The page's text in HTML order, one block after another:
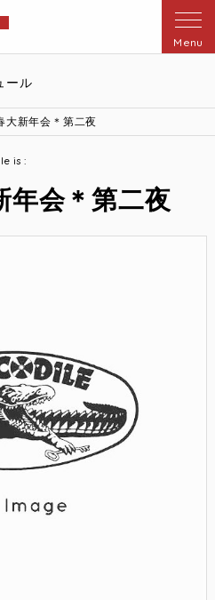
Menu
ール
大新年会＊第二夜
is :
年会＊第二夜